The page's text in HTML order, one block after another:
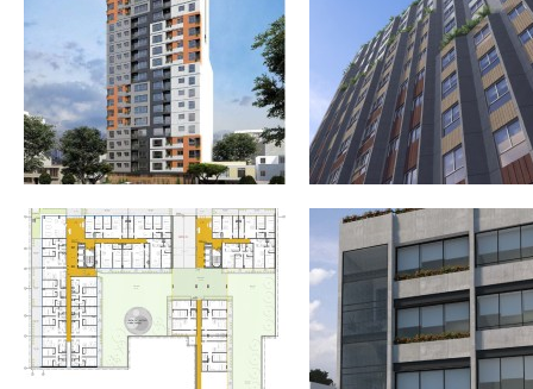
CONJUNTO RESIDENCIAL 321
VIVIENDAS EN MAGDALENA DEL
MAR. LIMA
EDIFICIO MULTIFAMILIAR
LÚCUMOS» 3 VIVIENDAS
EXCLUSIVAS EN LA MOLINA.
EDIFICIO MULTIFAMILIAR «SACO
OLIVEROS» 86 VIVIENDAS EN
CERCADO DE LIMA. LIMA
EDIFICIO MULTIFAMILIAR
«TRADIZIONE» 94
JESÚS MARÍA. LIMA